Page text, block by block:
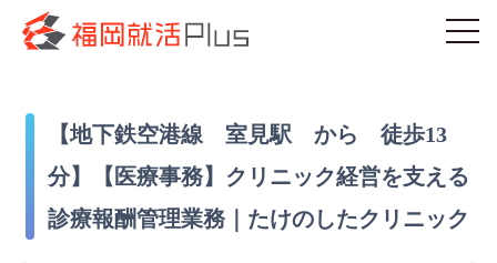
【地下鉄空港線 室見駅 から 徒歩13
分】【医療事務】クリニック経営を支える
診療報酬管理業務｜たけのしたクリニック